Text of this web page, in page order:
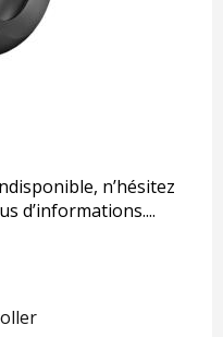
n’hésitez
d’informations....